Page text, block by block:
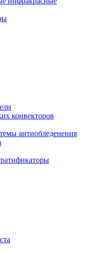
конвекторов
антиобледенения